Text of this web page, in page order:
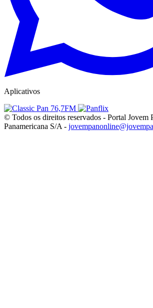
Aplicativos
© Todos os direitos reservados - Portal Jovem
Panamericana S/A -